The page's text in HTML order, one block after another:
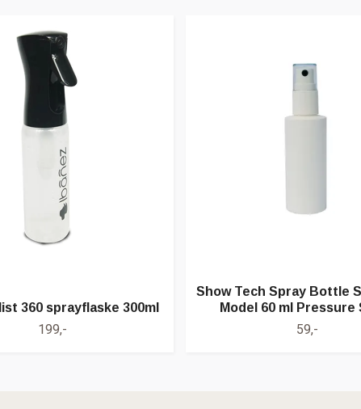
360 sprayflaske 300ml
199,-
Show Tech Spray Bottle
Model 60 ml Pressure
59,-